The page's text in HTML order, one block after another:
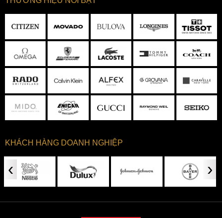
Kim và cọc số được phủ dạ quang thuận tiện xem giờ trong
Viền ngoài mặt số Citizen AN8195-58E là thang đo vận tốc
KHÁCH HÀNG DOANH NGHIỆP
‹ ›